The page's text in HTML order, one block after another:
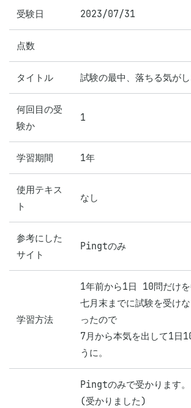
受験日 2023/07/31
点数
タイトル 試験の最中、落ちる気が
何回目の受
験か
1
学習期間 1年
使用テキス
ト
なし
参考にした
サイト
Pingtのみ
学習方法
1年前から1日 10問だけを
七月末までに試験を受け
ったので
7月から本気を出して1日
うに。
Pingtのみで受かります。
(受かりました)